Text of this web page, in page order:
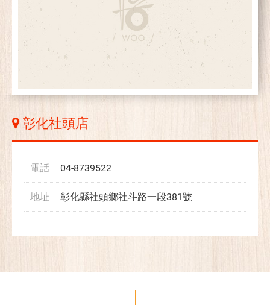
彰化社頭店
電話 04-8739522
地址 彰化縣社頭鄉社斗路一段381號